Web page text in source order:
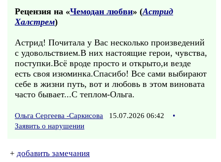
Рецензия на «Чемодан любви» (Астрид
Халстрем)
Астрид! Почитала у Вас несколько произведений
с удовольствием.В них настоящие герои, чувства,
поступки.Всё вроде просто и открыто,и везде
есть своя изюминка.Спасибо! Все сами выбирают
себе в жизни путь, вот и любовь в этом виновата
часто бывает...С теплом-Ольга.
Ольга Сергеева -Саркисова 15.07.2026 06:42
•
Заявить о нарушении
+ добавить замечания